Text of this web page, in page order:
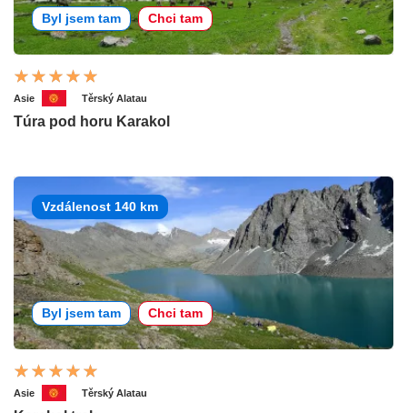
Byl jsem tam Chci tam
Asie Těrský Alatau
Túra pod horu Karakol
Vzdálenost 140 km
Byl jsem tam Chci tam
Asie Těrský Alatau